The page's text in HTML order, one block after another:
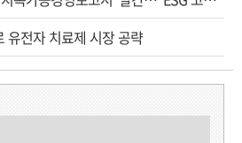
유전자 치료제 시장 공략